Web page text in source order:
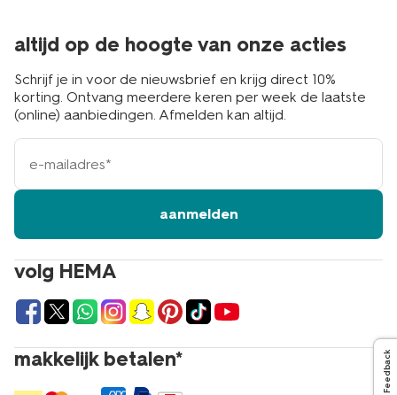
volg HEMA
makkelijk betalen*
altijd op de hoogte van onze acties
Schrijf je in voor de nieuwsbrief en krijg direct 10%
korting. Ontvang meerdere keren per week de laatste
(online) aanbiedingen. Afmelden kan altijd.
e-
mailadres
aanmelden
Feedback